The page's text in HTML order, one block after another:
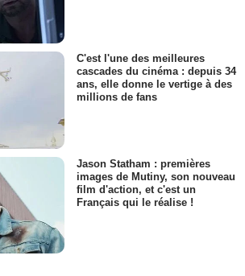
C'est l'une des meilleures
cascades du cinéma : depuis 34
ans, elle donne le vertige à des
millions de fans
Jason Statham : premières
images de Mutiny, son nouveau
film d'action, et c'est un
Français qui le réalise !